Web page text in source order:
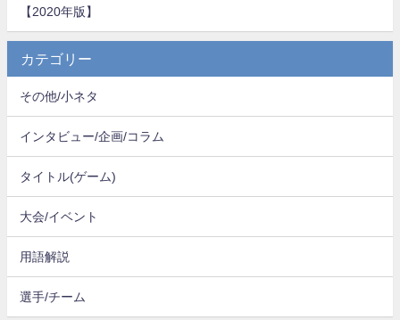
【2020年版】
カテゴリー
その他/小ネタ
インタビュー/企画/コラム
タイトル(ゲーム)
大会/イベント
用語解説
選手/チーム